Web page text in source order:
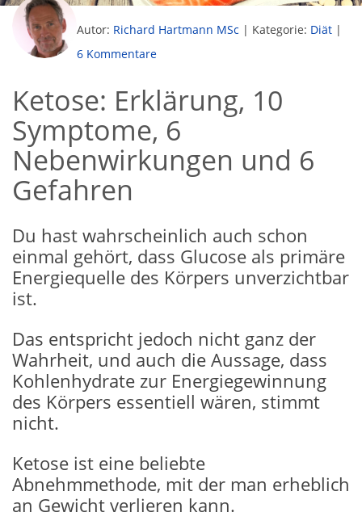
Autor: Richard Hartmann MSc | Kategorie: Diät |
6 Kommentare
Ketose: Erklärung, 10
Symptome, 6
Nebenwirkungen und 6
Gefahren
Du hast wahrscheinlich auch schon
einmal gehört, dass Glucose als primäre
Energiequelle des Körpers unverzichtbar
ist.
Das entspricht jedoch nicht ganz der
Wahrheit, und auch die Aussage, dass
Kohlenhydrate zur Energiegewinnung
des Körpers essentiell wären, stimmt
nicht.
Ketose ist eine beliebte
Abnehmmethode, mit der man erheblich
an Gewicht verlieren kann.